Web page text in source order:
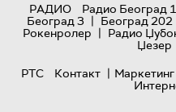
РАДИО
Радио Београд 1
Београд 3 | Београд 202
Рокенролер | Радио
Џезер
РТС
Контакт | Маркетинг